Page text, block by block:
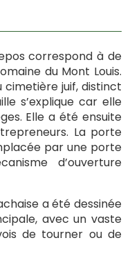
correspond à de
du Mont Louis.
cimetière juif, distinct
s’explique car elle
Elle a été ensuite
La porte
par une porte
d’ouverture
a été dessinée
avec un vaste
de tourner ou de